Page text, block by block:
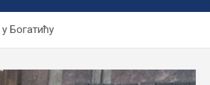
Богатићу